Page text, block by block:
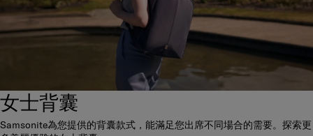
女士背囊
Samsonite為您提供的背囊款式，能滿足您出席不同場合的需要。探索更
多美麗優雅的女士背囊。